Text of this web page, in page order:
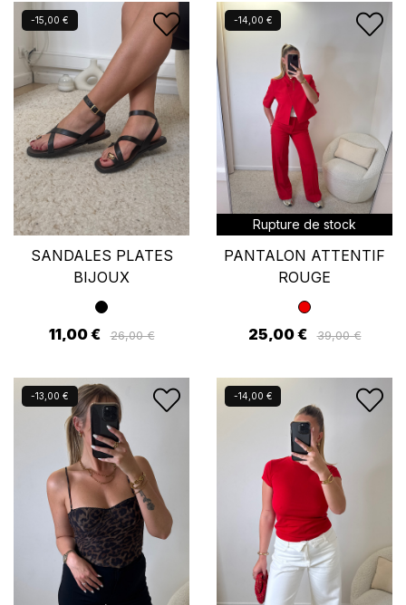
-15,00 €
Nouveau
SANDALES PLATES
BIJOUX
11,00 € 26,00 €
-14,00 €
Nouveau
Rupture de stock
PANTALON ATTENTIF
ROUGE
25,00 € 39,00 €
-13,00 €
Nouveau -14,00 €
Nouveau